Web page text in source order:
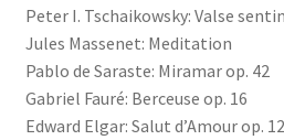
Peter I. Tschaikowsky: Valse
Jules Massenet: Meditation
Pablo de Saraste: Miramar op. 42
Gabriel Fauré: Berceuse op. 16
Edward Elgar: Salut d’Amour op. 12